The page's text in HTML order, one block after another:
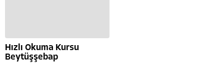
Hızlı Okuma Kursu
Beytüşşebap